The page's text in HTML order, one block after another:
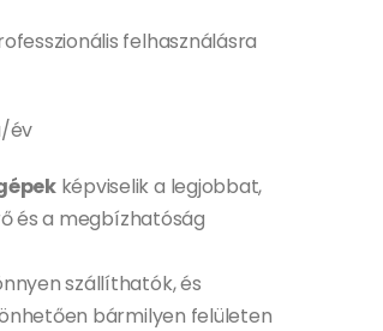
felhasználásra
év
képviselik a legjobbat,
és a megbízhatóság
szállíthatók, és
bármilyen felületen